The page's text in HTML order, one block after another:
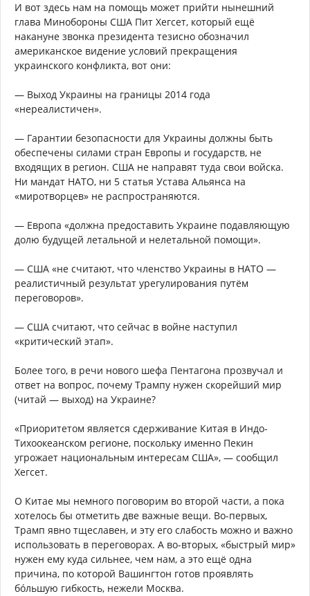
И вот здесь нам на помощь может прийти нынешний
глава Минобороны США Пит Хегсет, который ещё
накануне звонка президента тезисно обозначил
американское видение условий прекращения
украинского конфликта, вот они:
— Выход Украины на границы 2014 года
«нереалистичен».
— Гарантии безопасности для Украины должны быть
обеспечены силами стран Европы и государств, не
входящих в регион. США не направят туда свои войска.
Ни мандат НАТО, ни 5 статья Устава Альянса на
«миротворцев» не распространяются.
— Европа «должна предоставить Украине подавляющую
долю будущей летальной и нелетальной помощи».
— США «не считают, что членство Украины в НАТО —
реалистичный результат урегулирования путём
переговоров».
— США считают, что сейчас в войне наступил
«критический этап».
Более того, в речи нового шефа Пентагона прозвучал и
ответ на вопрос, почему Трампу нужен скорейший мир
(читай — выход) на Украине?
«Приоритетом является сдерживание Китая в Индо-
Тихоокеанском регионе, поскольку именно Пекин
угрожает национальным интересам США», — сообщил
Хегсет.
О Китае мы немного поговорим во второй части, а пока
хотелось бы отметить две важные вещи. Во-первых,
Трамп явно тщеславен, и эту его слабость можно и важно
использовать в переговорах. А во-вторых, «быстрый мир»
нужен ему куда сильнее, чем нам, а это ещё одна
причина, по которой Вашингтон готов проявлять
бóльшую гибкость, нежели Москва.